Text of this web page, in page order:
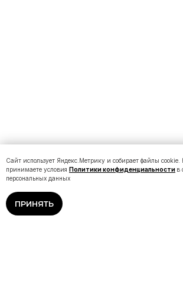
Сайт использует Яндекс.Метрику и собирает файлы
принимаете условия Политики конфиденциальности в
персональных данных
ПРИНЯТЬ